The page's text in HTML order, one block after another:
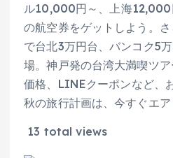
ル10,000円～、上海12,000
の航空券をゲットしよう。
で台北3万円台、バンコク5
場。神戸発の台湾大満喫ツ
価格、LINEクーポンなど、
秋の旅行計画は、今すぐエア
13 total views